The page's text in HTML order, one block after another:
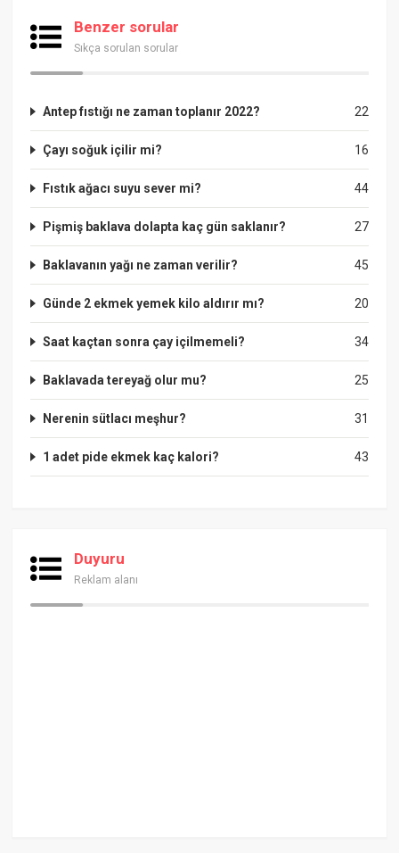
Benzer sorular
Sıkça sorulan sorular
22
Antep fıstığı ne zaman toplanır 2022?
16
Çayı soğuk içilir mi?
44
Fıstık ağacı suyu sever mi?
27
Pişmiş baklava dolapta kaç gün saklanır?
45
Baklavanın yağı ne zaman verilir?
20
Günde 2 ekmek yemek kilo aldırır mı?
34
Saat kaçtan sonra çay içilmemeli?
25
Baklavada tereyağ olur mu?
31
Nerenin sütlacı meşhur?
43
1 adet pide ekmek kaç kalori?
Duyuru
Reklam alanı